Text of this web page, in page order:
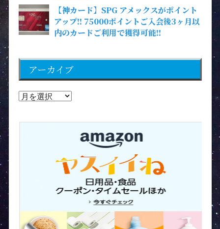
【神カード】SPG アメックスがポイント
アップ!! 75000ポイントご入会後3ヶ月以
内のカードご利用で獲得可能!!
アーカイブ